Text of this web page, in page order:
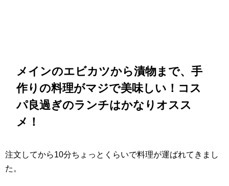
メインのエビカツから漬物まで、手
作りの料理がマジで美味しい！コス
パ良過ぎのランチはかなりオスス
メ！
注文してから10分ちょっとくらいで料理が運ばれてきまし
た。